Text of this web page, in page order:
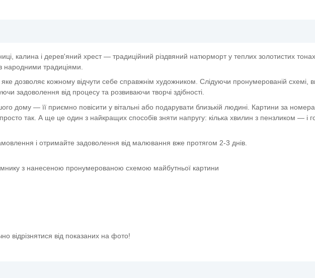
калина і дерев'яний хрест — традиційний різдвяний натюрморт у теплих золотистих
народними традиціями.
дозволяє кожному відчути себе справжнім художником. Слідуючи пронумерованій схемі,
задоволення від процесу та розвиваючи творчі здібності.
дому — її приємно повісити у вітальні або подарувати близькій людині. Картини за
так. А ще це один з найкращих способів зняти напругу: кілька хвилин з пензликом — і
і отримайте задоволення від малювання вже протягом 2-3 днів.
з нанесеною пронумерованою схемою майбутньої картини
відрізнятися від показаних на фото!